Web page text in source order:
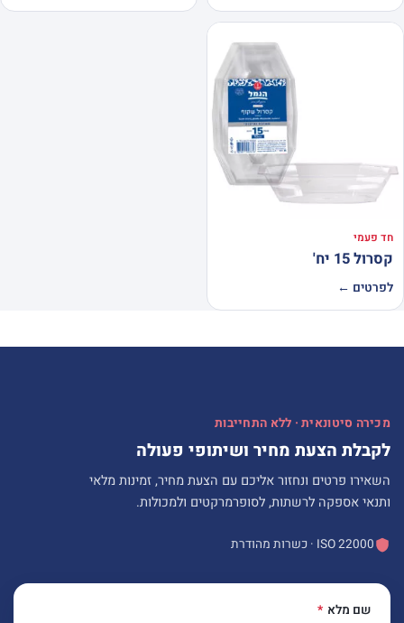
חד פעמי
קסרול 15 יח'
לפרטים ←
מכירה סיטונאית · ללא התחייבות
לקבלת הצעת מחיר ושיתופי פעולה
השאירו פרטים ונחזור אליכם עם הצעת מחיר, זמינות מלאי
ותנאי אספקה לרשתות, לסופרמרקטים ולמכולות.
ISO 22000 · כשרות מהודרת
שם מלא